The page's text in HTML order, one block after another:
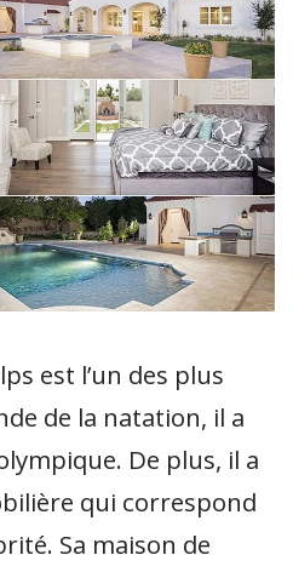
est l’un des plus
de la natation, il a
De plus, il a
qui correspond
Sa maison de